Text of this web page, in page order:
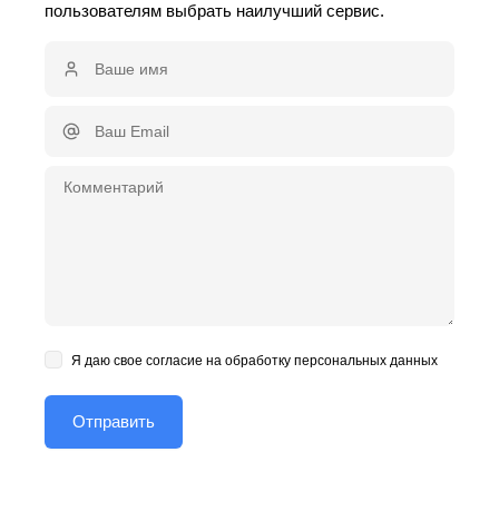
пользователям выбрать наилучший сервис.
Я даю свое согласие на обработку персональных данных